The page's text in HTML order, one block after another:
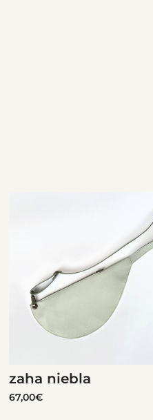
zaha niebla
67,00€